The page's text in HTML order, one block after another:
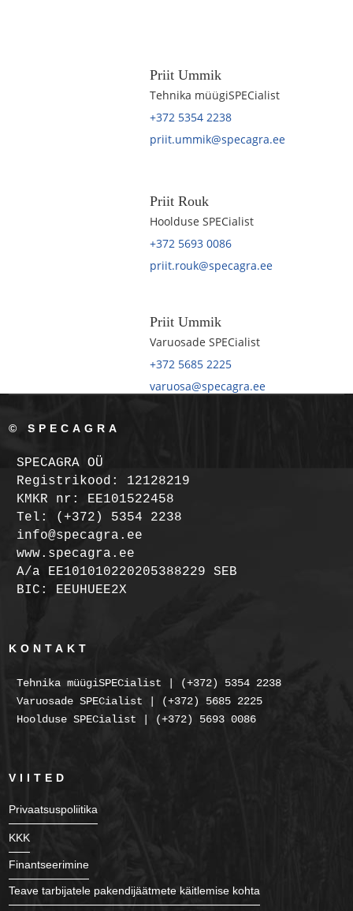
Priit Ummik
Tehnika müügiSPECialist
+372 5354 2238
priit.ummik@specagra.ee
Priit Rouk
Hoolduse SPECialist
+372 5693 0086
priit.rouk@specagra.ee
Priit Ummik
Varuosade SPECialist
+372 5685 2225
varuosa@specagra.ee
© SPECAGRA
SPECAGRA OÜ
Registrikood: 12128219
KMKR nr: EE101522458
Tel: (+372) 5354 2238
info@specagra.ee
www.specagra.ee
A/a EE101010220205388229 SEB
BIC: EEUHUEE2X
KONTAKT
Tehnika müügiSPECialist | (+372) 5354 2238
Varuosade SPECialist | (+372) 5685 2225
Hoolduse SPECialist | (+372) 5693 0086
VIITED
Privaatsuspoliitika
KKK
Finantseerimine
Teave tarbijatele pakendijäätmete käitlemise kohta